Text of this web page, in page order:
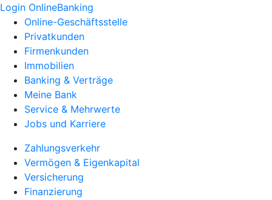
Login OnlineBanking
Online-Geschäftsstelle
Privatkunden
Firmenkunden
Immobilien
Banking & Verträge
Meine Bank
Service & Mehrwerte
Jobs und Karriere
Zahlungsverkehr
Vermögen & Eigenkapital
Versicherung
Finanzierung